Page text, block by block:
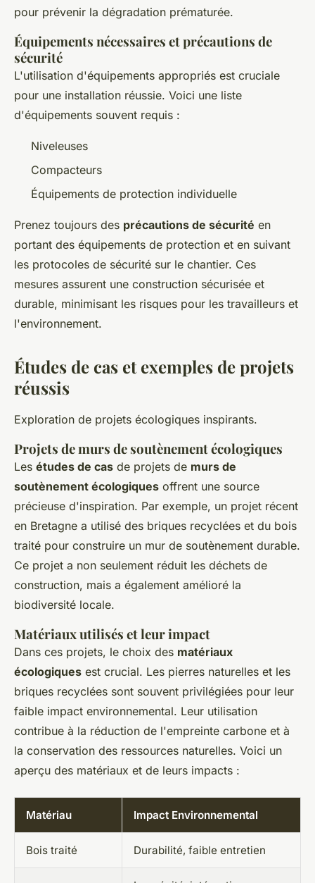
pour prévenir la dégradation prématurée.
Équipements nécessaires et précautions de
sécurité
L'utilisation d'équipements appropriés est cruciale
pour une installation réussie. Voici une liste
d'équipements souvent requis :
Niveleuses
Compacteurs
Équipements de protection individuelle
Prenez toujours des précautions de sécurité en
portant des équipements de protection et en suivant
les protocoles de sécurité sur le chantier. Ces
mesures assurent une construction sécurisée et
durable, minimisant les risques pour les travailleurs et
l'environnement.
Études de cas et exemples de projets
réussis
Exploration de projets écologiques inspirants.
Projets de murs de soutènement écologiques
Les études de cas de projets de murs de
soutènement écologiques offrent une source
précieuse d'inspiration. Par exemple, un projet récent
en Bretagne a utilisé des briques recyclées et du bois
traité pour construire un mur de soutènement durable.
Ce projet a non seulement réduit les déchets de
construction, mais a également amélioré la
biodiversité locale.
Matériaux utilisés et leur impact
Dans ces projets, le choix des matériaux
écologiques est crucial. Les pierres naturelles et les
briques recyclées sont souvent privilégiées pour leur
faible impact environnemental. Leur utilisation
contribue à la réduction de l'empreinte carbone et à
la conservation des ressources naturelles. Voici un
aperçu des matériaux et de leurs impacts :
Matériau Impact Environnemental
Bois traité Durabilité, faible entretien